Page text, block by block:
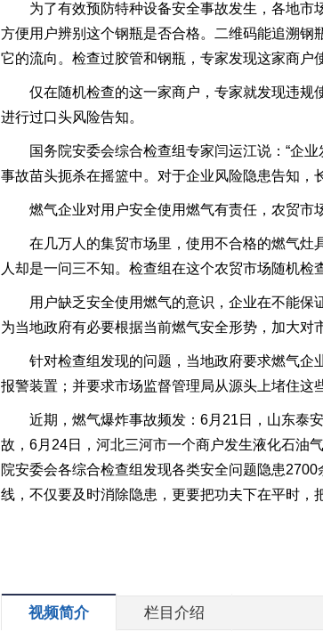
为了有效预防特种设备安全事故发生，各地市
方便用户辨别这个钢瓶是否合格。二维码能追溯钢
它的流向。检查过胶管和钢瓶，专家发现这家商户
仅在随机检查的这一家商户，专家就发现违
进行过口头风险告知。
国务院安委会综合检查组专家闫运江说：“企
事故苗头扼杀在摇篮中。对于企业风险隐患告知，
燃气企业对用户安全使用燃气有责任，农贸市
在几万人的集贸市场里，使用不合格的燃气
人却是一问三不知。检查组在这个农贸市场随机检
用户缺乏安全使用燃气的意识，企业在不能
为当地政府有必要根据当前燃气安全形势，加大对
针对检查组发现的问题，当地政府要求燃气
报警装置；并要求市场监督管理局从源头上堵住这
近期，燃气爆炸事故频发：6月21日，山东泰
故，6月24日，河北三河市一个商户发生液化石油
院安委会各综合检查组发现各类安全问题隐患
线，不仅要及时消除隐患，更要把功夫下在平时，
视频简介 栏目介绍